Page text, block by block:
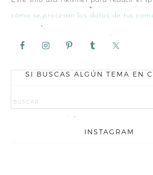
cómo se procesan los datos de tus
SI BUSCAS ALGÚN TEMA EN
INSTAGRAM